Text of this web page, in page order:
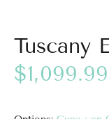
Tuscany
$1,099.99